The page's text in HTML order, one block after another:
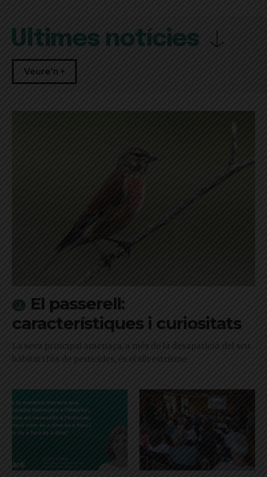
Últimes notícies
Veure'n +
El passerell:
característiques i curiositats
La seva principal amenaça, a més de la desaparició del seu
hàbitat i l'ús de pesticides, és el silvestrisme